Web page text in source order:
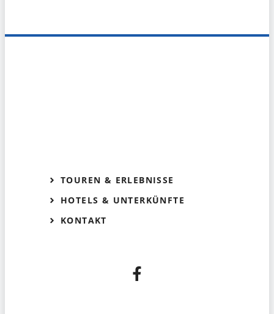
TOUREN & ERLEBNISSE
HOTELS & UNTERKÜNFTE
KONTAKT